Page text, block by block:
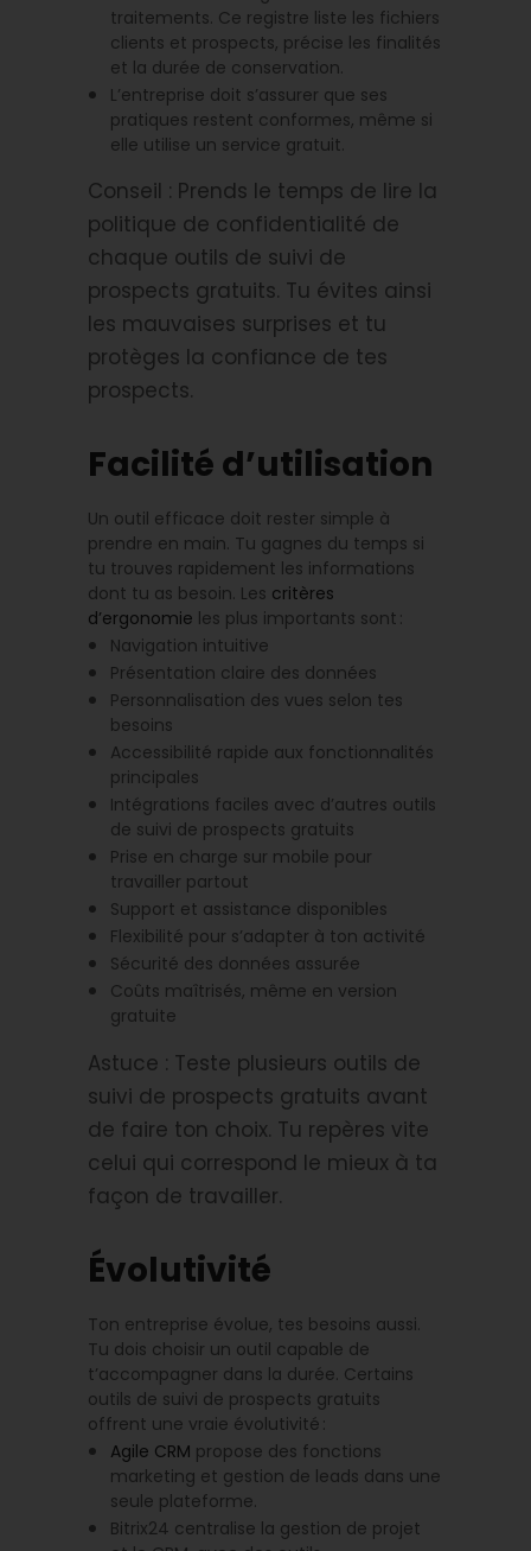
traitements. Ce registre liste les fichiers
clients et prospects, précise les finalités
et la durée de conservation.
L’entreprise doit s’assurer que ses
pratiques restent conformes, même si
elle utilise un service gratuit.
Conseil : Prends le temps de lire la
politique de confidentialité de
chaque outils de suivi de
prospects gratuits. Tu évites ainsi
les mauvaises surprises et tu
protèges la confiance de tes
prospects.
Facilité d’utilisation
Un outil efficace doit rester simple à
prendre en main. Tu gagnes du temps si
tu trouves rapidement les informations
dont tu as besoin. Les critères
d’ergonomie les plus importants sont :
Navigation intuitive
Présentation claire des données
Personnalisation des vues selon tes
besoins
Accessibilité rapide aux fonctionnalités
principales
Intégrations faciles avec d’autres outils
de suivi de prospects gratuits
Prise en charge sur mobile pour
travailler partout
Support et assistance disponibles
Flexibilité pour s’adapter à ton activité
Sécurité des données assurée
Coûts maîtrisés, même en version
gratuite
Astuce : Teste plusieurs outils de
suivi de prospects gratuits avant
de faire ton choix. Tu repères vite
celui qui correspond le mieux à ta
façon de travailler.
Évolutivité
Ton entreprise évolue, tes besoins aussi.
Tu dois choisir un outil capable de
t’accompagner dans la durée. Certains
outils de suivi de prospects gratuits
offrent une vraie évolutivité :
Agile CRM propose des fonctions
marketing et gestion de leads dans une
seule plateforme.
Bitrix24 centralise la gestion de projet